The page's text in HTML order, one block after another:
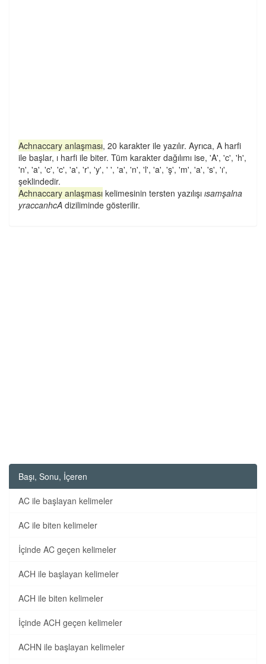
Achnaccary anlaşması, 20 karakter ile yazılır. Ayrıca, A harfi
ile başlar, ı harfi ile biter. Tüm karakter dağılımı ise, 'A', 'c', 'h',
'n', 'a', 'c', 'c', 'a', 'r', 'y', ' ', 'a', 'n', 'l', 'a', 'ş', 'm', 'a', 's', 'ı',
şeklindedir.
Achnaccary anlaşması kelimesinin tersten yazılışı ısamşalna
yraccanhcA diziliminde gösterilir.
Başı, Sonu, İçeren
AC ile başlayan kelimeler
AC ile biten kelimeler
İçinde AC geçen kelimeler
ACH ile başlayan kelimeler
ACH ile biten kelimeler
İçinde ACH geçen kelimeler
ACHN ile başlayan kelimeler